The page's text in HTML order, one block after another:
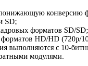
конверсию
SD;
форматов SD/SD;
HD/HD (720p/
выполняются с 10-
модулями.